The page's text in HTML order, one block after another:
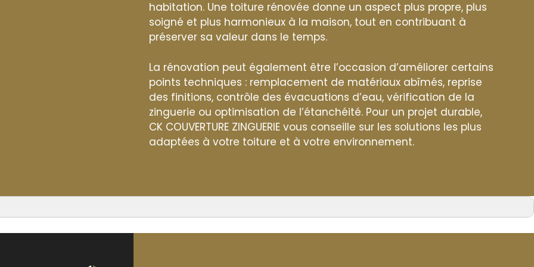
habitation. Une toiture rénovée donne un aspect plus propre, plus
soigné et plus harmonieux à la maison, tout en contribuant à
préserver sa valeur dans le temps.
La rénovation peut également être l’occasion d’améliorer certains
points techniques : remplacement de matériaux abîmés, reprise
des finitions, contrôle des évacuations d’eau, vérification de la
zinguerie ou optimisation de l’étanchéité. Pour un projet durable,
CK COUVERTURE ZINGUERIE vous conseille sur les solutions les plus
adaptées à votre toiture et à votre environnement.